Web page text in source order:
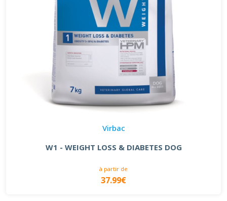
Virbac
W1 - WEIGHT LOSS & DIABETES DOG
à partir de
37.99€